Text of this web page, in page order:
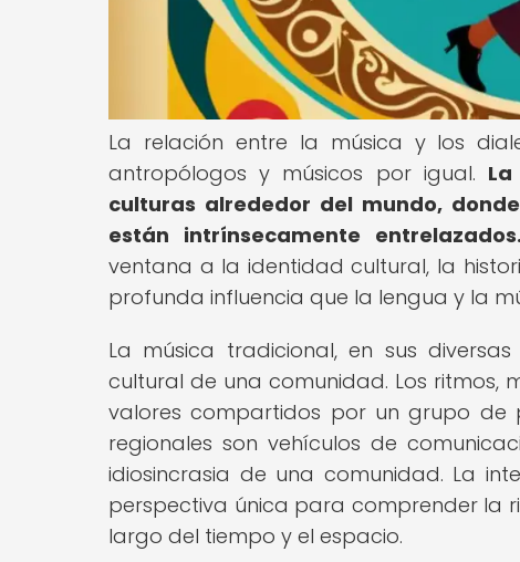
La relación entre la música y los
antropólogos y músicos por igual.
culturas alrededor del mundo,
están intrínsecamente entrelazados.
ventana a la identidad cultural, la
profunda influencia que la lengua y la
La música tradicional, en sus
cultural de una comunidad. Los ritmos,
valores compartidos por un grupo de
regionales son vehículos de
idiosincrasia de una comunidad. La
perspectiva única para comprender la
largo del tiempo y el espacio.